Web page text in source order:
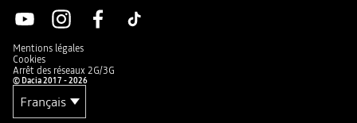
Mentions légales
Cookies
Arrêt des réseaux 2G/3G
© Dacia 2017 - 2026